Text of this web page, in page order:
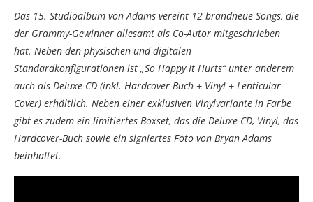
Das 15. Studioalbum von Adams vereint 12 brandneue Songs, die
der Grammy-Gewinner allesamt als Co-Autor mitgeschrieben
hat. Neben den physischen und digitalen
Standardkonfigurationen ist „So Happy It Hurts“ unter anderem
auch als Deluxe-CD (inkl. Hardcover-Buch + Vinyl + Lenticular-
Cover) erhältlich. Neben einer exklusiven Vinylvariante in Farbe
gibt es zudem ein limitiertes Boxset, das die Deluxe-CD, Vinyl, das
Hardcover-Buch sowie ein signiertes Foto von Bryan Adams
beinhaltet.